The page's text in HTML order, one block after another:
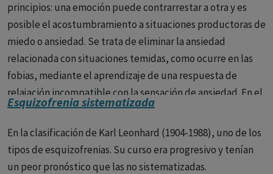
-Psicosis alucinatorias crónicas. Viene caracterizada por la
abundancia de los fenómenos alucinatorios, fue por este
motivo llamada locura sensorial, paranoia alucinatoria y
delirio alucinatorio crónico.No va acompañada de un
deterioro de la personalidad.
-Psicosis fantásticas. Caracterizada por la presencia de un
fabulación sobre las alucinaciones.
2. Con evolución deficitaria: Formas paranoides de la
principios: una emoción puede contrarrestar a otra y es
posible el acostumbramiento a situaciones productoras de
miedo o ansiedad. Se trata de eliminar la ansiedad
relacionada con situaciones temidas, como ocurre en las
fobias, mediante el aprendizaje de una respuesta de
relajación incompatible con la sensación de ansiedad. En el
procedimiento se le enseña al paciente a relajarse y se
establece una jerarquía de las situaciones temidas, de
menos a más. Cada escena temida se presenta en la
imaginación unos segundos, mientras que el paciente esté
Esquizofrenia sistematizada
En la clasificación de Karl Leonhard (1904-1988), uno de los
tipos de esquizofrenias. Su curso era progresivo y tenían
un peor pronóstico que las no sistematizadas.